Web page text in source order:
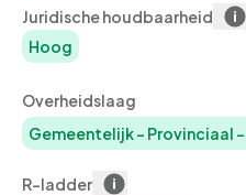
Juridische houdbaarheid
Hoog
Overheidslaag
Gemeentelijk- Provinciaal -
R-ladder